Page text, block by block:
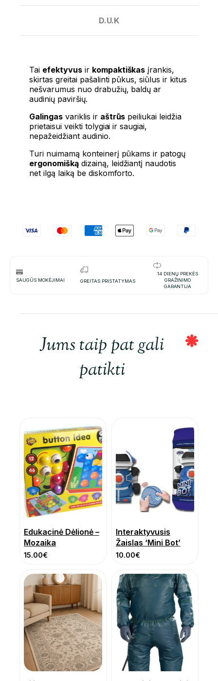
D.U.K
Tai efektyvusir kompaktiškas įrankis,
skirtas greitai pašalinti pūkus, siūlus ir kitus
nešvarumus nuo drabužių, baldų ar
audinių paviršių.
Galingasvariklis ir aštrūs peiliukai leidžia
prietaisui veikti tolygiai ir saugiai,
nepažeidžiant audinio.
Turi nuimamą konteinerį pūkams ir patogų
ergonomiškądizainą, leidžiantį naudotis
net ilgą laiką be diskomforto.
SAUGŪS MOKĖJIMAI GREITAS PRISTATYMAS
14 DIENŲ PREKĖS
GRAŽINIMO
GARANTIJA
Jums taip pat gali
patikti
Edukacinė Dėlionė –
Mozaika
15.00€
Interaktyvusis
Žaislas ‘Mini Bot’
10.00€